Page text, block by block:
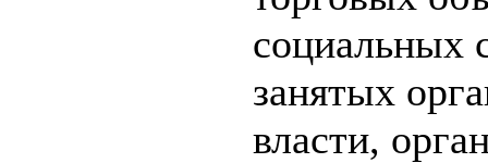
социальных
занятых
власти,